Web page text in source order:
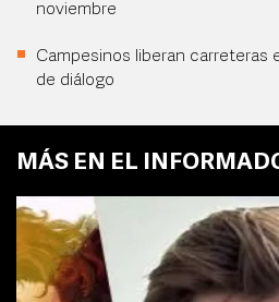
noviembre
Campesinos liberan carreteras
de diálogo
MÁS EN EL